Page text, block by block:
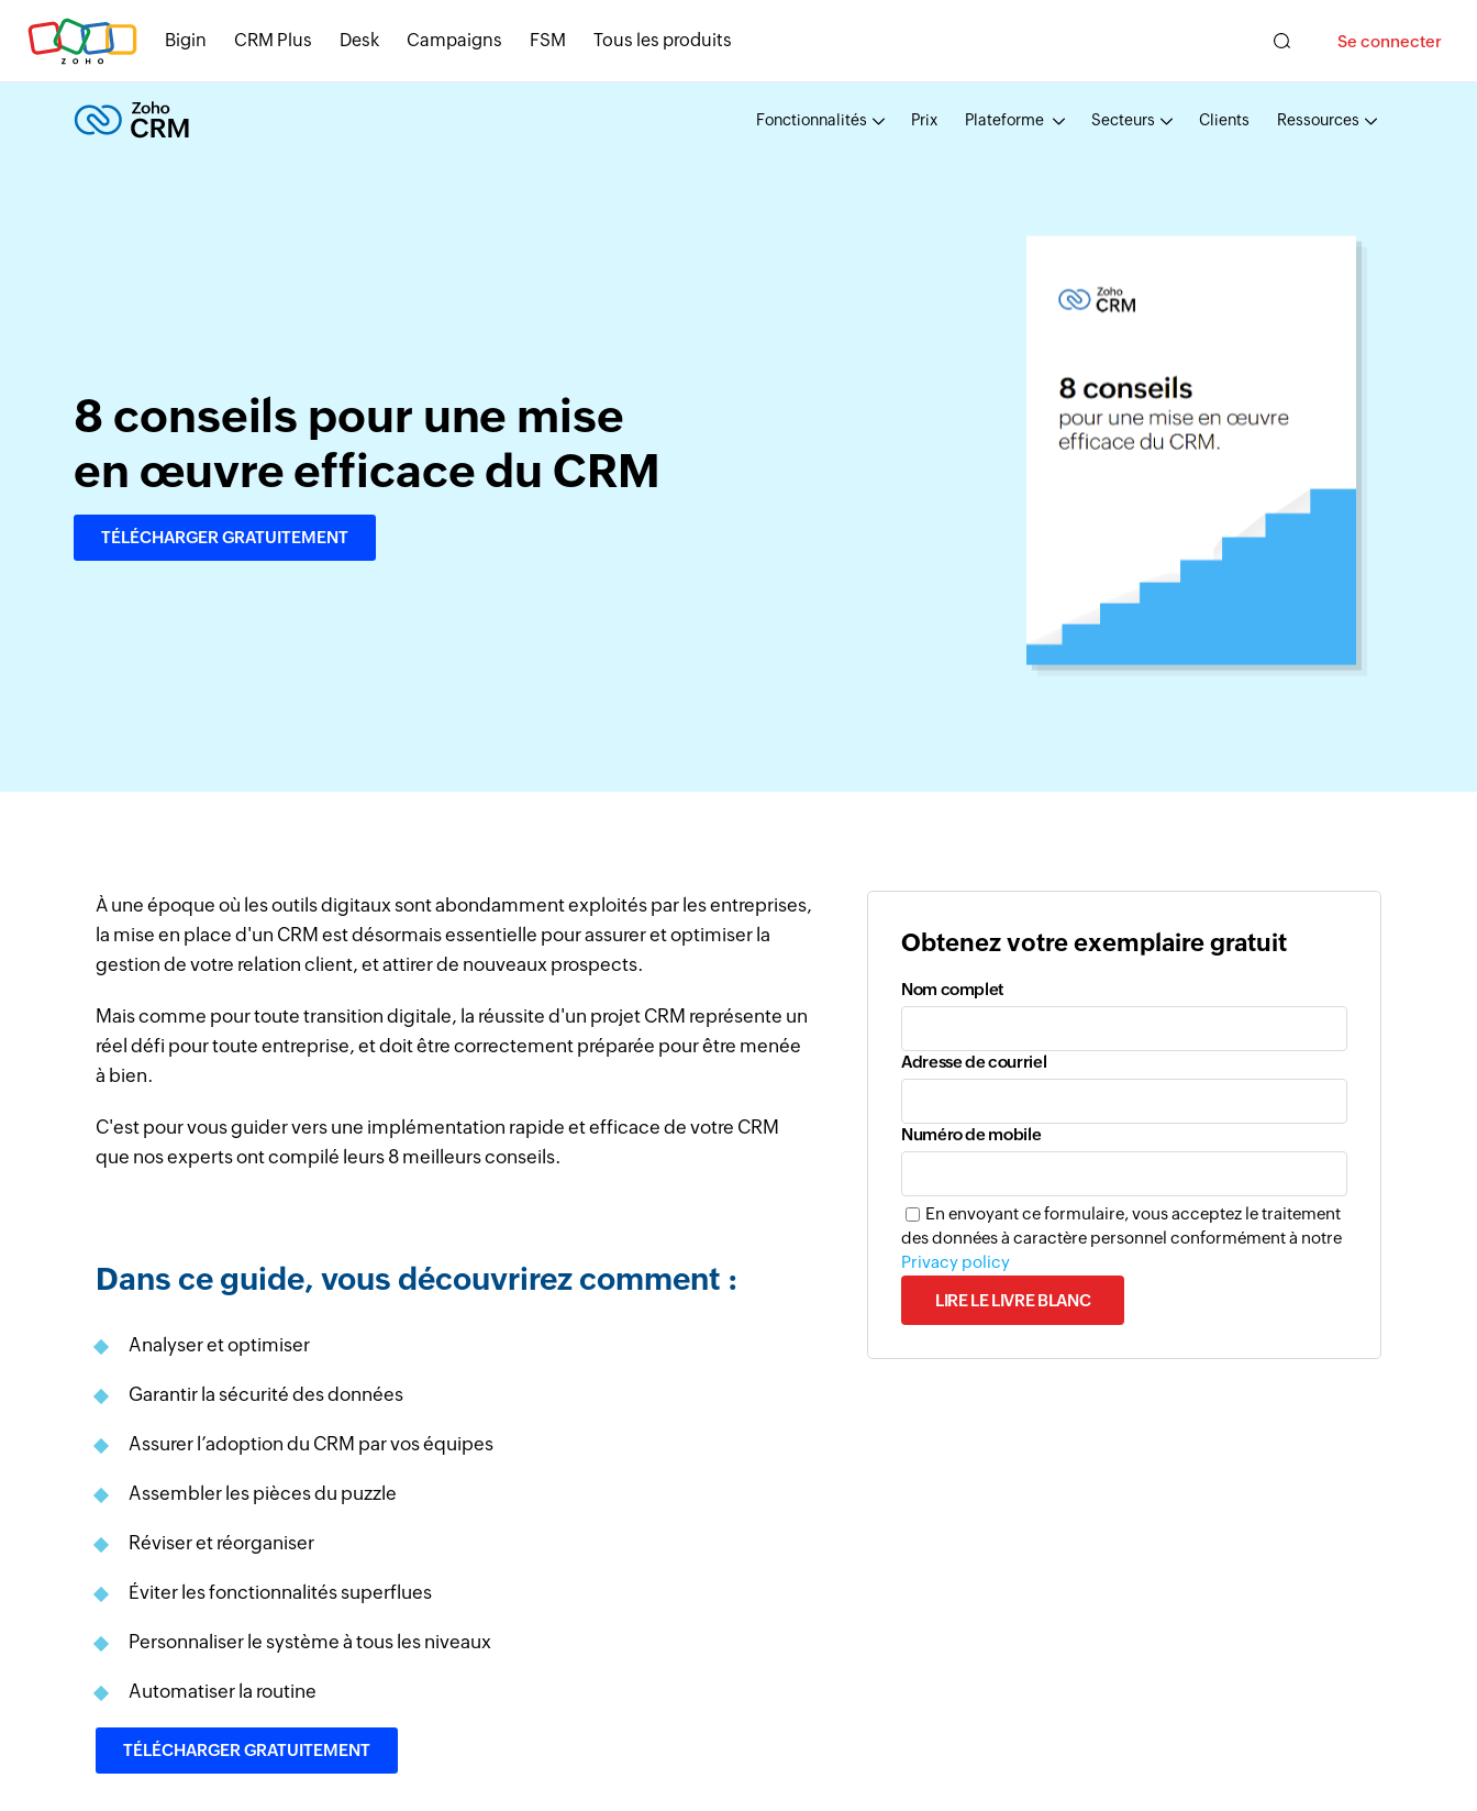
Bigin CRM Plus Desk Campaigns FSM Tous les produits Se connecter
Fonctionnalités Prix Plateforme Secteurs Clients Ressources
8 conseils pour une mise
en œuvre efficace du CRM
TÉLÉCHARGER GRATUITEMENT
À une époque où les outils digitaux sont abondamment exploités par les entreprises,
la mise en place d'un CRM est désormais essentielle pour assurer et optimiser la
gestion de votre relation client, et attirer de nouveaux prospects.
Mais comme pour toute transition digitale, la réussite d'un projet CRM représente un
réel défi pour toute entreprise, et doit être correctement préparée pour être menée
à bien.
C'est pour vous guider vers une implémentation rapide et efficace de votre CRM
que nos experts ont compilé leurs 8 meilleurs conseils.
Dans ce guide, vous découvrirez comment :
Analyser et optimiser
Garantir la sécurité des données
Assurer l’adoption du CRM par vos équipes
Assembler les pièces du puzzle
Réviser et réorganiser
Éviter les fonctionnalités superflues
Personnaliser le système à tous les niveaux
Automatiser la routine
TÉLÉCHARGER GRATUITEMENT
Obtenez votre exemplaire gratuit
Nom complet
Adresse de courriel
Numéro de mobile
En envoyant ce formulaire, vous acceptez le traitement
des données à caractère personnel conformément à notre
Privacy policy
LIRE LE LIVRE BLANC